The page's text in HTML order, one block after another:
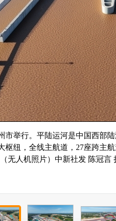
市举行。平陆运河是中国西
纽，全线主航道，27座跨主
无人机照片）中新社发 陈冠言